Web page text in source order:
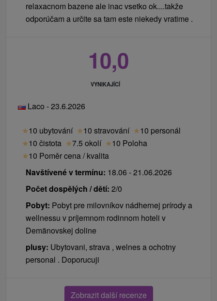
relaxacnom bazene ale inac vsetko ok....takže
odporúčam a určite sa tam este niekedy vratime .
10,0
VYNIKAJÍCÍ
Laco - 23.6.2026
★10 ubytování ★10 stravování ★10 personál
★10 čistota ★7.5 okolí ★10 Poloha
★10 Poměr cena / kvalita
Navštívené v termínu: 18.06 - 21.06.2026
Počet dospělých / dětí: 2/0
Pobyt: Pobyt pre milovníkov nádhernej prírody a
wellnessu v príjemnom rodinnom hoteli v
Demänovskej doline
plusy: Ubytovani, strava , welnes a ochotny
personal . Doporucuji
Zobrazit další recenze